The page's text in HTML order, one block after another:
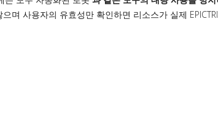
며 사용자의 유효성만 확인하면 리소스가 실제